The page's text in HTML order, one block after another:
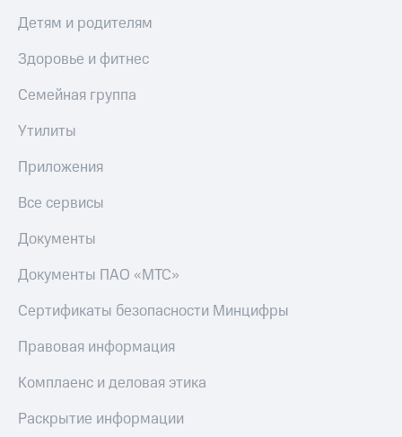
Детям и родителям
Здоровье и фитнес
Семейная группа
Утилиты
Приложения
Все сервисы
Документы
Документы ПАО «МТС»
Сертификаты безопасности Минцифры
Правовая информация
Комплаенс и деловая этика
Раскрытие информации